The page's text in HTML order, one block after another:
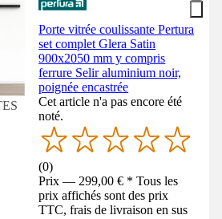
Porte vitrée coulissante Pertura
set complet Glera Satin
900x2050 mm y compris
ferrure Selir aluminium noir,
poignée encastrée
Cet article n'a pas encore été
noté.
(0)
Prix — 299,00 € * Tous les
prix affichés sont des prix
TTC, frais de livraison en sus